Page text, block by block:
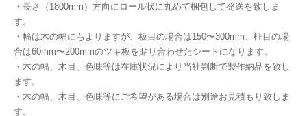
・長さ（1800mm）方向にロール状に丸めて梱包して発送を致しま
す。
・幅は木の幅にもよりますが、板目の場合は150〜300mm、柾目の場
合は60mm〜200mmのツキ板を貼り合わせたシートになります。
・木の幅、木目、色味等は在庫状況により当社判断で製作納品を致し
ます。
・木の幅、木目、色味等にご希望がある場合は別途お見積もり致しま
す。